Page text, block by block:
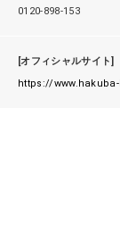
0120-898-153
[オフィシャルサイト]
https://